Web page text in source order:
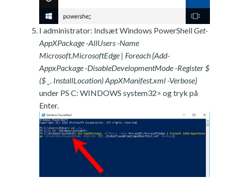
I administrator: Indsæt Windows PowerShellGet-
AppXPackage -AllUsers -Name
Microsoft.MicrosoftEdge | Foreach {Add-
AppxPackage -DisableDevelopmentMode -Register $
($ _. InstallLocation) AppXManifest.xml -Verbose}
under PS C: WINDOWS system32> og tryk på
Enter.